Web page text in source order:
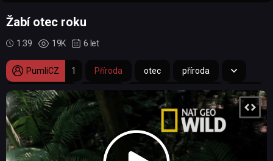
Žabí otec roku
1:39 19K 6 let
PumliCZ 1 Příroda otec příroda
Jížní Amerika samec National Geographic žába
mládě pulec obojživelník vajíčko